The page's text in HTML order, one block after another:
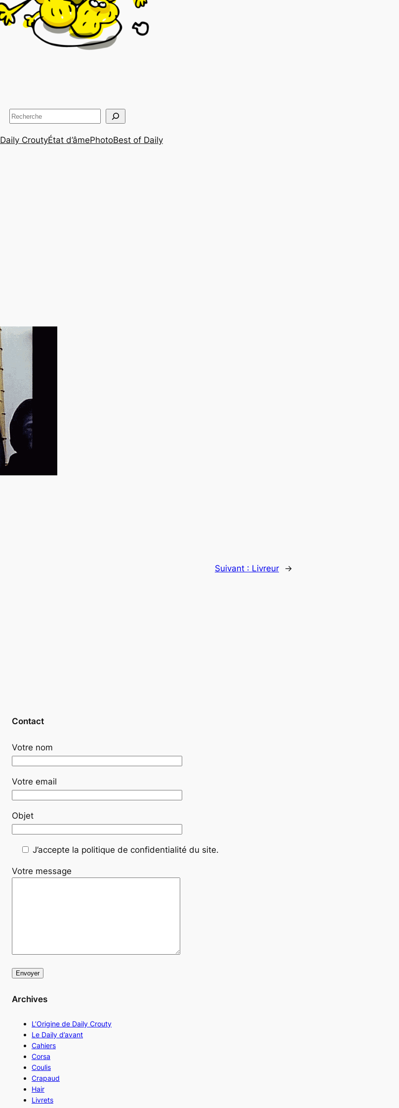
Rechercher
Daily CroutyÉtat d’âmePhotoBest of Daily
Suivant : Livreur →
Contact
Votre nom
Votre email
Objet
J’accepte la politique de confidentialité du site.
Votre message
Archives
L’Origine de Daily Crouty
Le Daily d’avant
Cahiers
Corsa
Coulis
Crapaud
Hair
Livrets